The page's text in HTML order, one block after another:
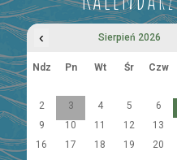
‹ Sierpień 2026
Ndz Pn Wt Śr Czw
2
3 4 5 6
9
10 11 12 13
16
17 18 19 20